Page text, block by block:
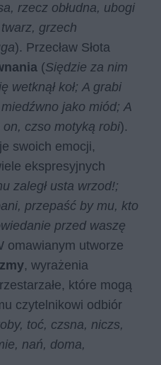
rzecz obłudna, ubogi
grzech
). Przecław Słota
(Siędzie za nim
wetknął koł; A grabi
jako miód; A
on, czso motyką robi).
swoich emocji,
ekspresyjnych
zaległ usta wrzod!;
przepaść by mu, kto
przed waszę
omawianym utworze
, wyrażenia
które mogą
czytelnikowi odbiór
toć, czsna, niczs,
nań, doma,